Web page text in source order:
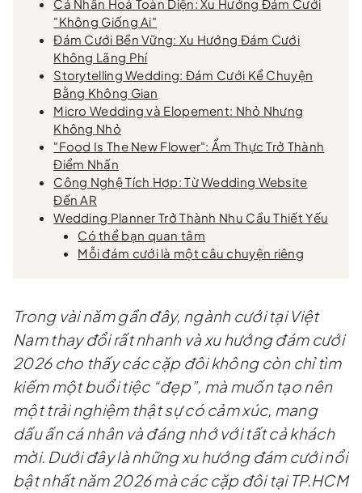
Cá Nhân Hoá Toàn Diện: Xu Hướng Đám Cưới
"Không Giống Ai"
Đám Cưới Bền Vững: Xu Hướng Đám Cưới
Không Lãng Phí
Storytelling Wedding: Đám Cưới Kể Chuyện
Bằng Không Gian
Micro Wedding và Elopement: Nhỏ Nhưng
Không Nhỏ
"Food Is The New Flower": Ẩm Thực Trở Thành
Điểm Nhấn
Công Nghệ Tích Hợp: Từ Wedding Website
Đến AR
Wedding Planner Trở Thành Nhu Cầu Thiết Yếu
Có thể bạn quan tâm
Mỗi đám cưới là một câu chuyện riêng
Trong vài năm gần đây, ngành cưới tại Việt
Nam thay đổi rất nhanh và xu hướng đám cưới
2026 cho thấy các cặp đôi không còn chỉ tìm
kiếm một buổi tiệc “đẹp”, mà muốn tạo nên
một trải nghiệm thật sự có cảm xúc, mang
dấu ấn cá nhân và đáng nhớ với tất cả khách
mời. Dưới đây là những xu hướng đám cưới nổi
bật nhất năm 2026 mà các cặp đôi tại TP.HCM